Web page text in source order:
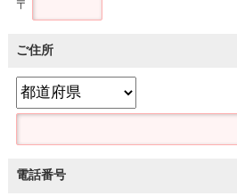
〒
ご住所
電話番号